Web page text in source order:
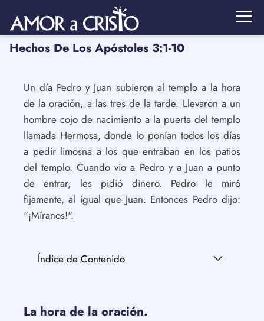
Hechos De Los Apóstoles 3:1-10
Un día Pedro y Juan subieron al templo a la hora
de la oración, a las tres de la tarde. Llevaron a un
hombre cojo de nacimiento a la puerta del templo
llamada Hermosa, donde lo ponían todos los días
a pedir limosna a los que entraban en los patios
del templo. Cuando vio a Pedro y a Juan a punto
de entrar, les pidió dinero. Pedro le miró
fijamente, al igual que Juan. Entonces Pedro dijo:
"¡Míranos!".
Índice de Contenido
La hora de la oración.